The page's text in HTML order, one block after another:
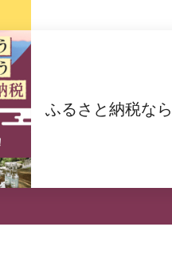
ふるさと納税な